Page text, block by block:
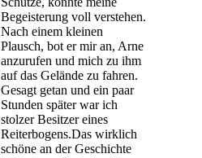
Begeisterung voll verstehen.
Nach einem kleinen
Plausch, bot er mir an, Arne
anzurufen und mich zu ihm
auf das Gelände zu fahren.
Gesagt getan und ein paar
Stunden später war ich
stolzer Besitzer eines
Reiterbogens.Das wirklich
schöne an der Geschichte